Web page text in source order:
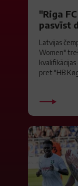
"Riga
pasvīst
Latvijas
Women"
pret "HB